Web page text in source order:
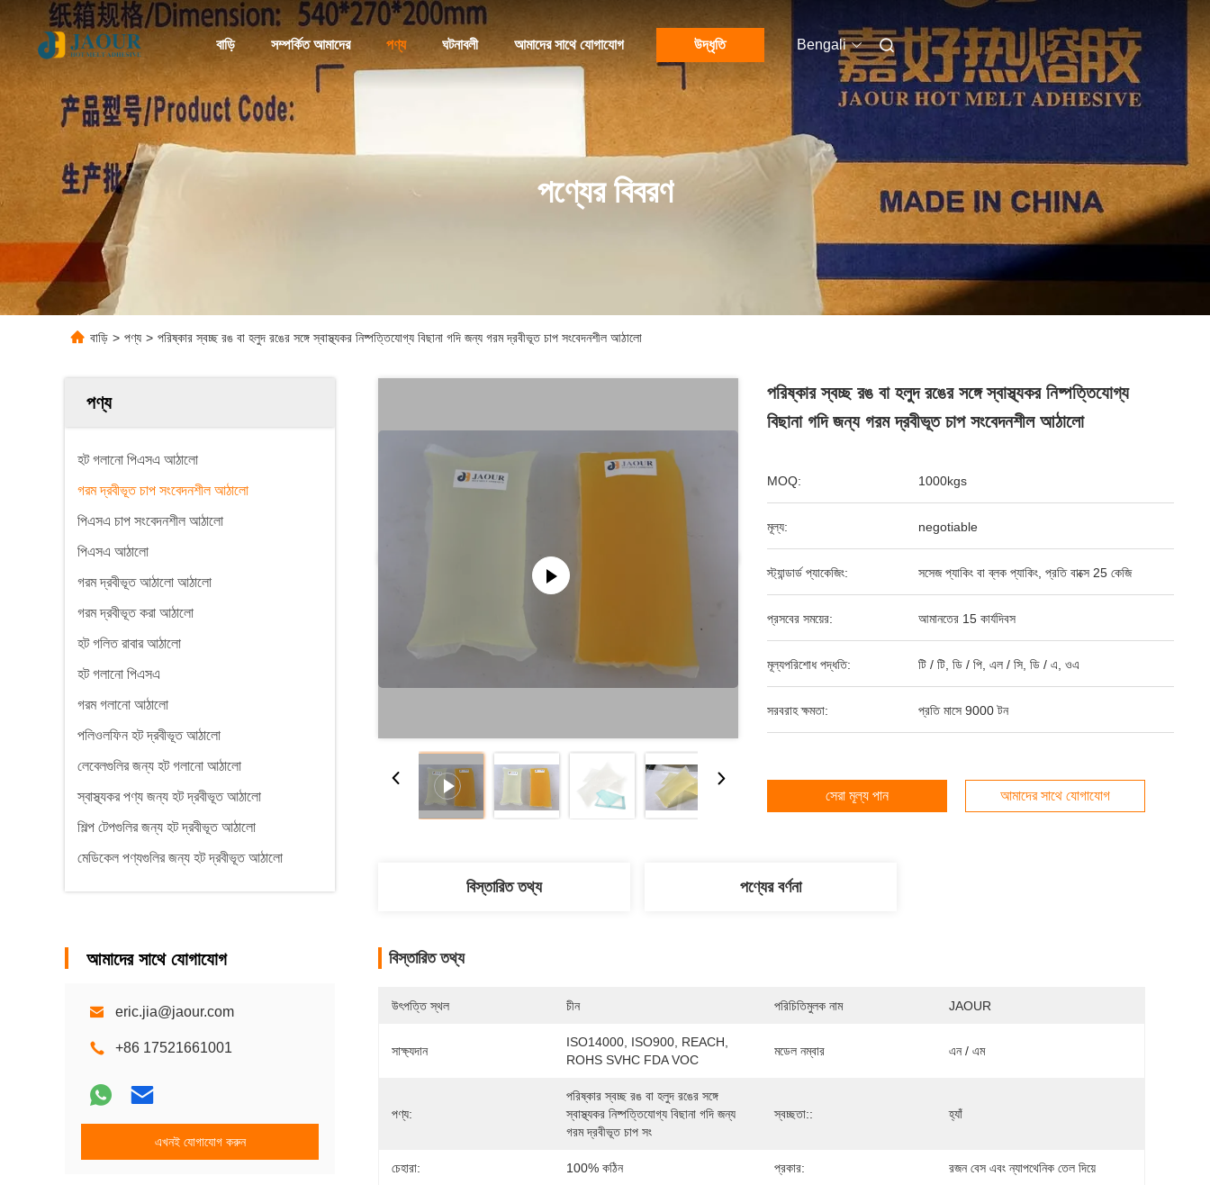
বাড়ি সম্পর্কিত আমাদের পণ্য ঘটনাবলী আমাদের সাথে যোগাযোগ উদ্ধৃতি Bengali
পণ্যের বিবরণ
বাড়ি > পণ্য > পরিষ্কার স্বচ্ছ রঙ বা হলুদ রঙের সঙ্গে স্বাস্থ্যকর নিষ্পত্তিযোগ্য বিছানা গদি জন্য গরম দ্রবীভূত চাপ সংবেদনশীল আঠালো
পণ্য
হট গলানো পিএসএ আঠালো
গরম দ্রবীভূত চাপ সংবেদনশীল আঠালো
পিএসএ চাপ সংবেদনশীল আঠালো
পিএসএ আঠালো
গরম দ্রবীভূত আঠালো আঠালো
গরম দ্রবীভূত করা আঠালো
হট গলিত রাবার আঠালো
হট গলানো পিএসএ
গরম গলানো আঠালো
পলিওলফিন হট দ্রবীভূত আঠালো
লেবেলগুলির জন্য হট গলানো আঠালো
স্বাস্থ্যকর পণ্য জন্য হট দ্রবীভূত আঠালো
শিল্প টেপগুলির জন্য হট দ্রবীভূত আঠালো
মেডিকেল পণ্যগুলির জন্য হট দ্রবীভূত আঠালো
আমাদের সাথে যোগাযোগ
eric.jia@jaour.com
+86 17521661001
এখনই যোগাযোগ করুন
পরিষ্কার স্বচ্ছ রঙ বা হলুদ রঙের সঙ্গে স্বাস্থ্যকর নিষ্পত্তিযোগ্য
বিছানা গদি জন্য গরম দ্রবীভূত চাপ সংবেদনশীল আঠালো
MOQ: 1000kgs
মূল্য: negotiable
স্ট্যান্ডার্ড প্যাকেজিং: সসেজ প্যাকিং বা ব্লক প্যাকিং, প্রতি বাক্সে 25 কেজি
প্রসবের সময়ের: আমানতের 15 কার্যদিবস
মূল্যপরিশোধ পদ্ধতি: টি / টি, ডি / পি, এল / সি, ডি / এ, ওএ
সরবরাহ ক্ষমতা: প্রতি মাসে 9000 টন
সেরা মূল্য পান আমাদের সাথে যোগাযোগ
বিস্তারিত তথ্য পণ্যের বর্ণনা
বিস্তারিত তথ্য
উৎপত্তি স্থল চীন পরিচিতিমুলক নাম JAOUR
সাক্ষ্যদান
ISO14000, ISO900, REACH,
ROHS SVHC FDA VOC
মডেল নম্বার এন / এম
পণ্য:
পরিষ্কার স্বচ্ছ রঙ বা হলুদ রঙের সঙ্গে
স্বাস্থ্যকর নিষ্পত্তিযোগ্য বিছানা গদি জন্য
গরম দ্রবীভূত চাপ সং
স্বচ্ছতা:: হ্যাঁ
চেহারা: 100% কঠিন প্রকার: রজন বেস এবং ন্যাপথেনিক তেল দিয়ে